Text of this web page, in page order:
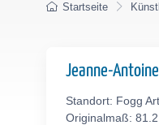
Startseite
Jeanne-
Standort: Fogg
Originalmaß: